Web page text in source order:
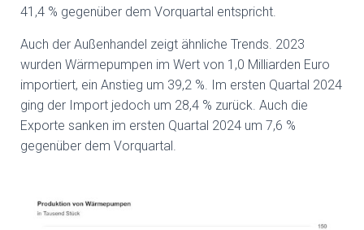
41,4 % gegenüber dem Vorquartal entspricht.
Auch der Außenhandel zeigt ähnliche Trends. 2023
wurden Wärmepumpen im Wert von 1,0 Milliarden Euro
importiert, ein Anstieg um 39,2 %. Im ersten Quartal 2024
ging der Import jedoch um 28,4 % zurück. Auch die
Exporte sanken im ersten Quartal 2024 um 7,6 %
gegenüber dem Vorquartal.